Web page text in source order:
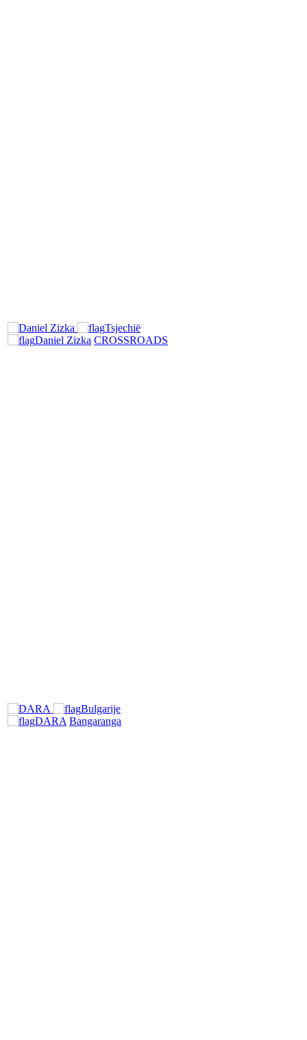
Tsjechië
Daniel Zizka CROSSROADS
Bulgarije
DARA Bangaranga